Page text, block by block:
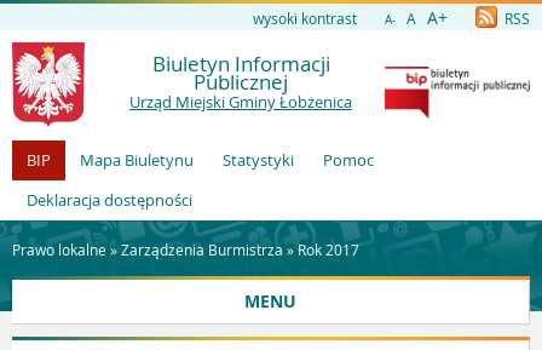
wysoki kontrast A- A A+ RSS
Biuletyn Informacji
Publicznej
Urząd Miejski Gminy Łobżenica
BIP Mapa Biuletynu Statystyki
Pomoc
Deklaracja dostępności
Prawo lokalne »Zarządzenia Burmistrza»Rok 2017
MENU